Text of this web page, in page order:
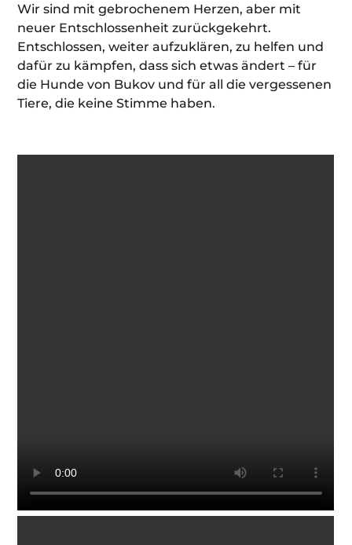
Wir sind mit gebrochenem Herzen, aber mit
neuer Entschlossenheit zurückgekehrt.
Entschlossen, weiter aufzuklären, zu helfen und
dafür zu kämpfen, dass sich etwas ändert – für
die Hunde von Bukov und für all die vergessenen
Tiere, die keine Stimme haben.